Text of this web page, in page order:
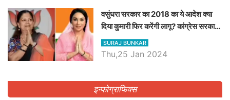
वसुंधरा सरकार का 2018 का ये आदेश क्या
दिया कुमारी फिर करेंगी लागू? कांग्रेस सरकार
ने किया था निरस्त
SURAJ BUNKAR
Thu,25 Jan 2024
इन्फोग्राफिक्स